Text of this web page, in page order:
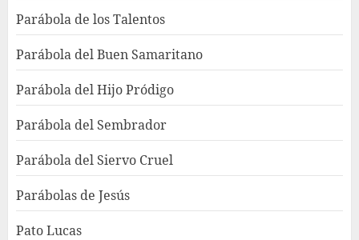
Parábola de los Talentos
Parábola del Buen Samaritano
Parábola del Hijo Pródigo
Parábola del Sembrador
Parábola del Siervo Cruel
Parábolas de Jesús
Pato Lucas